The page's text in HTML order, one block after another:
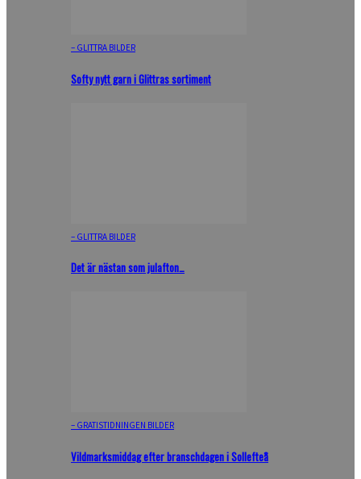
– GLITTRA BILDER
Softy nytt garn i Glittras sortiment
– GLITTRA BILDER
Det är nästan som julafton…
– GRATISTIDNINGEN BILDER
Vildmarksmiddag efter branschdagen i Sollefteå